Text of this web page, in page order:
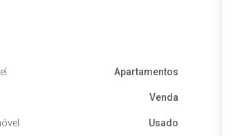
Apartamentos
Venda
Usado